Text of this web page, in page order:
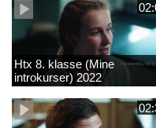
Htx 8. klasse (Mine
introkurser) 2022